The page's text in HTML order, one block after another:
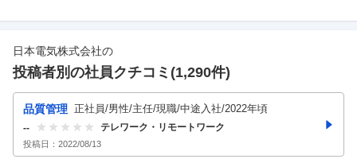
日本電気株式会社の
投稿者別の社員クチコミ(1,290件)
品質管理 正社員/男性/主任/現職/中途入社/2022年頃
-- テレワーク・リモートワーク
投稿日： 2022/08/13